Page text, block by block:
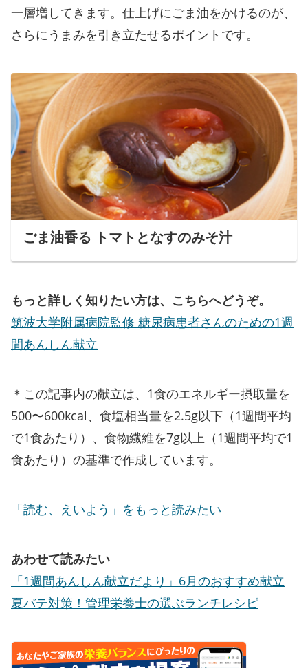
一層増してきます。仕上げにごま油をかけるのが、
さらにうまみを引き立たせるポイントです。
ごま油香る トマトとなすのみそ汁
もっと詳しく知りたい方は、こちらへどうぞ。
筑波大学附属病院監修 糖尿病患者さんのための1週
間あんしん献立
＊この記事内の献立は、1食のエネルギー摂取量を
500〜600kcal、食塩相当量を2.5g以下（1週間平均
で1食あたり）、食物繊維を7g以上（1週間平均で1
食あたり）の基準で作成しています。
「読む、えいよう」をもっと読みたい
あわせて読みたい
「1週間あんしん献立だより」6月のおすすめ献立
夏バテ対策！管理栄養士の選ぶランチレシピ